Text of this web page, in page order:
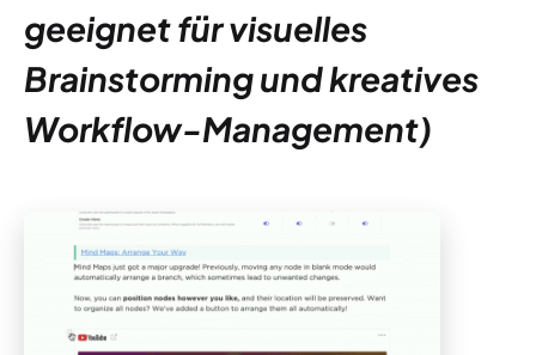
geeignet für visuelles
Brainstorming und kreatives
Workflow-Management)